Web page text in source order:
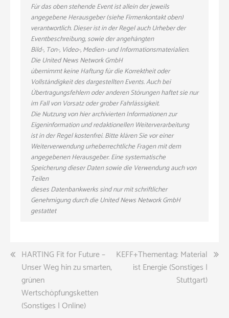
Für das oben stehende Event ist allein der jeweils
angegebene Herausgeber (siehe Firmenkontakt oben)
verantwortlich. Dieser ist in der Regel auch Urheber der
Eventbeschreibung, sowie der angehängten
Bild-, Ton-, Video-, Medien- und Informationsmaterialien.
Die United News Network GmbH
übernimmt keine Haftung für die Korrektheit oder
Vollständigkeit des dargestellten Events. Auch bei
Übertragungsfehlern oder anderen Störungen haftet sie nur
im Fall von Vorsatz oder grober Fahrlässigkeit.
Die Nutzung von hier archivierten Informationen zur
Eigeninformation und redaktionellen Weiterverarbeitung
ist in der Regel kostenfrei. Bitte klären Sie vor einer
Weiterverwendung urheberrechtliche Fragen mit dem
angegebenen Herausgeber. Eine systematische
Speicherung dieser Daten sowie die Verwendung auch von
Teilen
dieses Datenbankwerks sind nur mit schriftlicher
Genehmigung durch die United News Network GmbH
gestattet
Beitragsnavigation
HARTING Fit for Future –
Unser Weg hin zu smarten,
grünen
Wertschöpfungsketten
(Sonstiges | Online)
KEFF+Thementag: Material
ist Energie (Sonstiges |
Stuttgart)